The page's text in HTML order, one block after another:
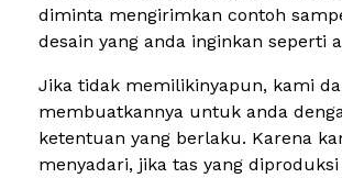
diminta mengirimkan contoh
desain yang anda inginkan seperti
Jika tidak memilikinyapun, kami
membuatkannya untuk anda
ketentuan yang berlaku. Karena
menyadari, jika tas yang